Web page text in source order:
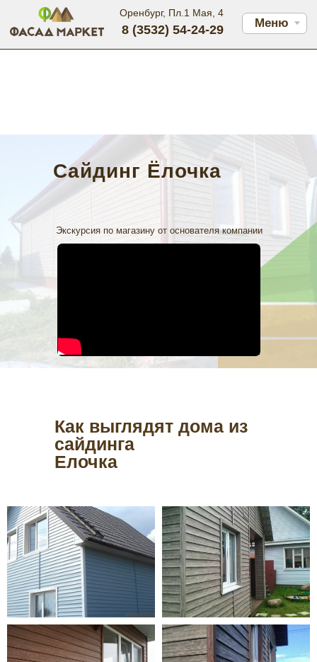
Меню
Оренбург, Пл.1 Мая, 4
8 (3532) 54-24-29
Сайдинг Ёлочка
Экскурсия по магазину от основателя компании
Как выглядят дома из
сайдинга
Елочка